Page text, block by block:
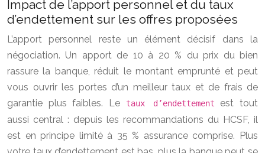
Impact de l’apport personnel et du taux
d’endettement sur les offres proposées
L’apport personnel reste un élément décisif dans la
négociation. Un apport de 10 à 20 % du prix du bien
rassure la banque, réduit le montant emprunté et peut
vous ouvrir les portes d’un meilleur taux et de frais de
garantie plus faibles. Le
taux d’endettement
est tout
aussi central : depuis les recommandations du HCSF, il
est en principe limité à 35 % assurance comprise. Plus